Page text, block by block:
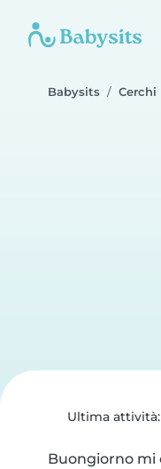
Babysits
Ultima attività:
Buongiorno mi